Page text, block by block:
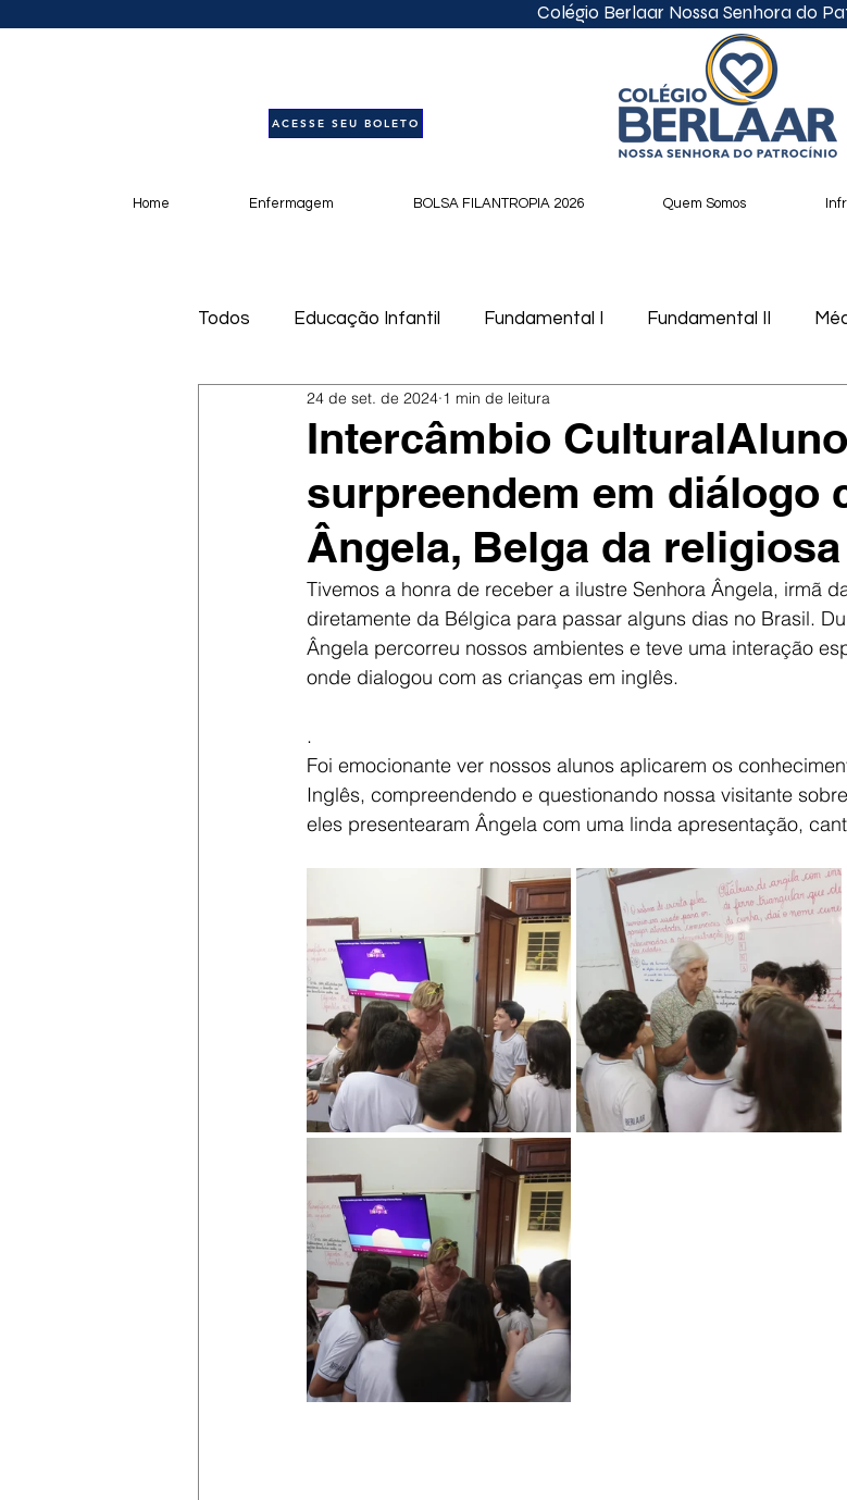
Colégio Berlaar Nossa Senhora do
ACESSE SEU BOLETO
Home Enfermagem BOLSA FILANTROPIA 2026 Quem Somos
Todos Educação Infantil Fundamental I Fundamental II
Notícias Podcast
Intercâmbio
surpreendem em diálogo
Ângela, Belga da
24 de set. de 2024 1 min de leitura
Tivemos a honra de receber a ilustre Senhora Ângela, irmã
diretamente da Bélgica para passar alguns dias no Brasil.
Ângela percorreu nossos ambientes e teve uma interação
onde dialogou com as crianças em inglês.
.
Foi emocionante ver nossos alunos aplicarem os
Inglês, compreendendo e questionando nossa visitante
eles presentearam Ângela com uma linda apresentação,